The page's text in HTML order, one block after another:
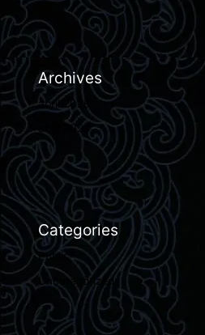
Archives
abril 2026
abril 2024
Categories
Public
Uncategorized